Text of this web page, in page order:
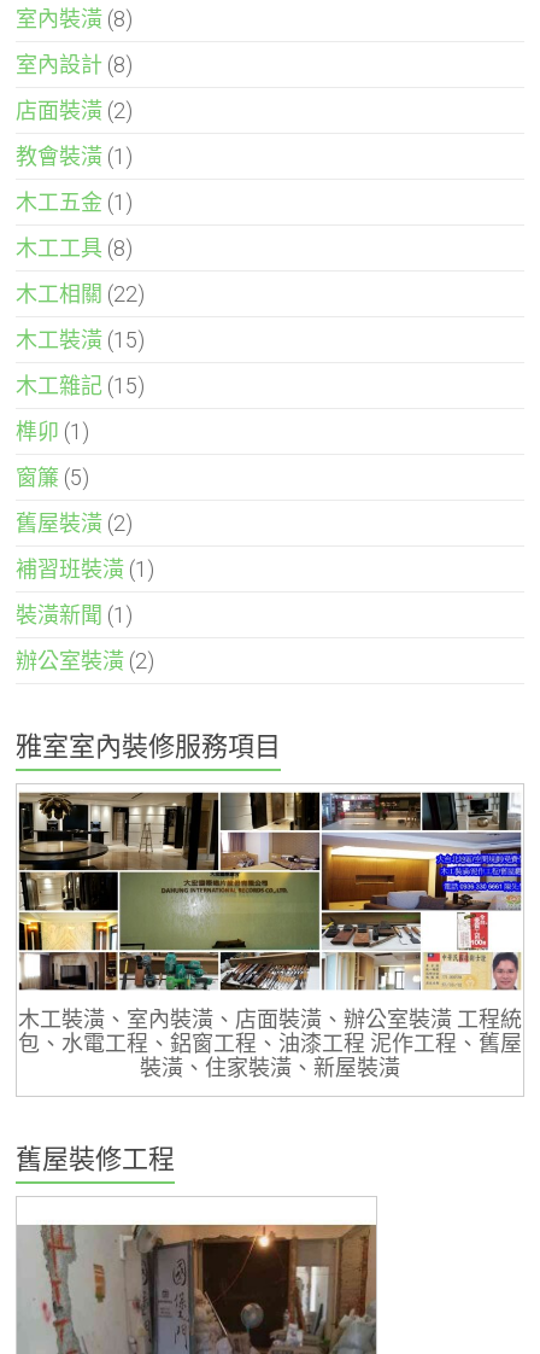
室內裝潢 (8)
室內設計 (8)
店面裝潢 (2)
教會裝潢 (1)
木工五金 (1)
木工工具 (8)
木工相關 (22)
木工裝潢 (15)
木工雜記 (15)
榫卯 (1)
窗簾 (5)
舊屋裝潢 (2)
補習班裝潢 (1)
裝潢新聞 (1)
辦公室裝潢 (2)
雅室室內裝修服務項目
木工裝潢、室內裝潢、店面裝潢、辦公室裝潢 工程統
包、水電工程、鋁窗工程、油漆工程 泥作工程、舊屋
裝潢、住家裝潢、新屋裝潢
舊屋裝修工程